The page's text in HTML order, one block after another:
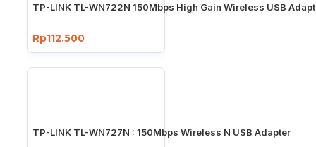
TP-LINK TL-WN722N 150Mbps High Gain Wireless USB
Rp112.500
TP-LINK TL-WN727N : 150Mbps Wireless N USB Adapter